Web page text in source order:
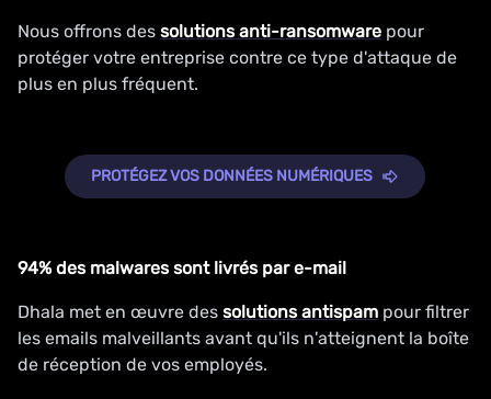
Nous offrons des solutions anti-ransomware pour
protéger votre entreprise contre ce type d'attaque de
plus en plus fréquent.
PROTÉGEZ VOS DONNÉES NUMÉRIQUES
94% des malwares sont livrés par e-mail
Dhala met en œuvre des solutions antispam pour filtrer
les emails malveillants avant qu'ils n'atteignent la boîte
de réception de vos employés.